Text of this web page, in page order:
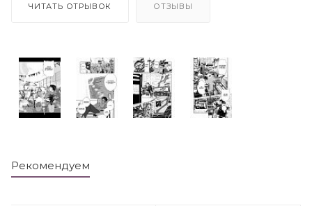
ЧИТАТЬ ОТРЫВОК ОТЗЫВЫ
Рекомендуем